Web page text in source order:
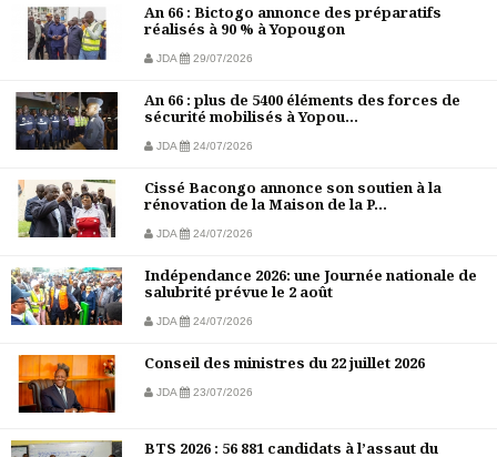
An 66 : Bictogo annonce des préparatifs
réalisés à 90 % à Yopougon
JDA 29/07/2026
An 66 : plus de 5400 éléments des forces de
sécurité mobilisés à Yopou...
JDA 24/07/2026
Cissé Bacongo annonce son soutien à la
rénovation de la Maison de la P...
JDA 24/07/2026
Indépendance 2026: une Journée nationale de
salubrité prévue le 2 août
JDA 24/07/2026
Conseil des ministres du 22 juillet 2026
JDA 23/07/2026
BTS 2026 : 56 881 candidats à l’assaut du